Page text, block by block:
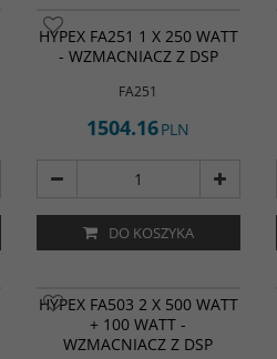
HYPEX FA251 1 X 250 WATT
- WZMACNIACZ Z DSP
FA251
1504.16PLN
DO KOSZYKA
HYPEX FA503 2 X 500 WATT
+ 100 WATT -
WZMACNIACZ Z DSP